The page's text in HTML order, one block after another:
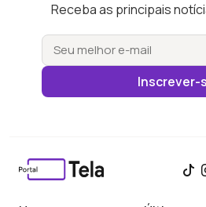
Receba as principais
Inscrever-